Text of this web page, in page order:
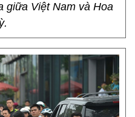
giữa Việt Nam và Hoa